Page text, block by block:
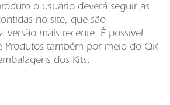
o usuário deverá seguir as
no site, que são
versão mais recente. É possível
Produtos também por meio do QR
dos Kits.